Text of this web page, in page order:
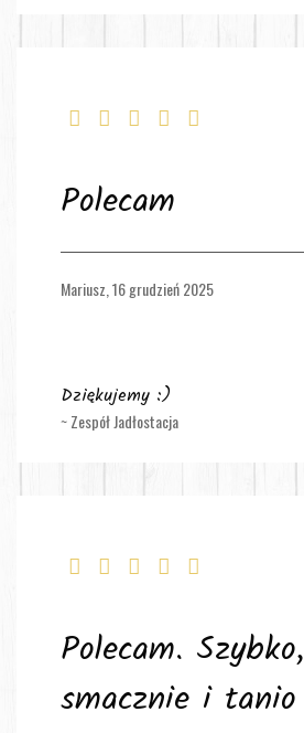
Polecam
Mariusz,16 grudzień 2025
Dziękujemy :)
~ Zespół Jadłostacja
Polecam. Szybko,
smacznie i tanio